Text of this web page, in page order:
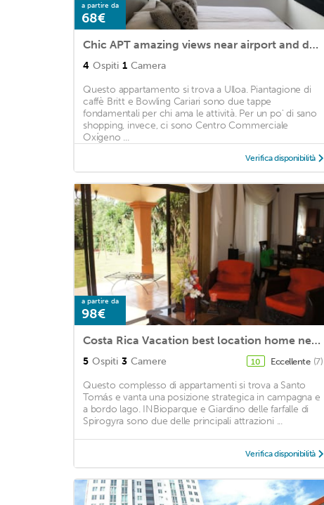
a partire da
68€
Chic APT amazing views near airport and downtown
4 Ospiti 1 Camera
Questo appartamento si trova a Ulloa. Piantagione di
caffè Britt e Bowling Cariari sono due tappe
fondamentali per chi ama le attività. Per un po' di sano
shopping, invece, ci sono Centro Commerciale
Oxígeno ...
Verifica disponibilità
a partire da
98€
Costa Rica Vacation best location home near everything City Mountains and Beach
5 Ospiti 3 Camere 10 Eccellente (7)
Questo complesso di appartamenti si trova a Santo
Tomás e vanta una posizione strategica in campagna e
a bordo lago. INBioparque e Giardino delle farfalle di
Spirogyra sono due delle principali attrazioni ...
Verifica disponibilità